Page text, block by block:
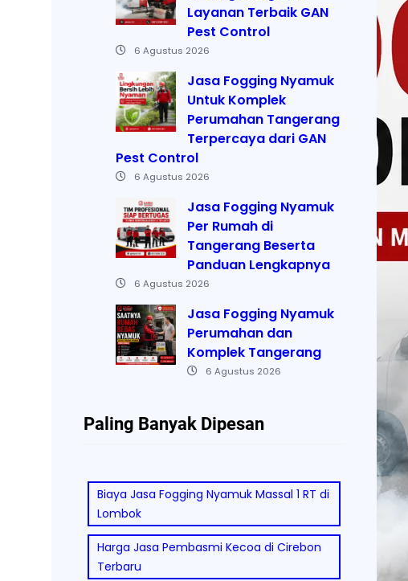
Layanan Terbaik GAN
Pest Control
6 Agustus 2026
Jasa Fogging Nyamuk
Untuk Komplek
Perumahan Tangerang
Terpercaya dari GAN
Pest Control
6 Agustus 2026
Jasa Fogging Nyamuk
Per Rumah di
Tangerang Beserta
Panduan Lengkapnya
6 Agustus 2026
Jasa Fogging Nyamuk
Perumahan dan
Komplek Tangerang
6 Agustus 2026
Paling Banyak Dipesan
Biaya Jasa Fogging Nyamuk Massal 1 RT di
Lombok
Harga Jasa Pembasmi Kecoa di Cirebon
Terbaru